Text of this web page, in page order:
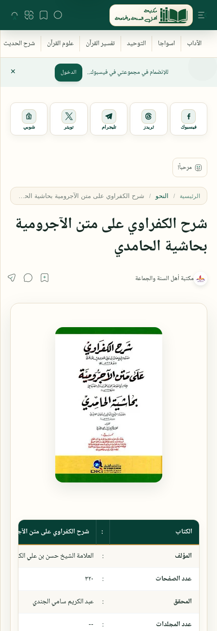
للإنضمام في مجموعتي في فيسبوك.. الدخول
فيسبوك ثريدز تليجرام تويتر شوبي
الرئيسية النحو
شرح الكفراوي على متن الآجرومية
بحاشية الحامدي
الكتاب :
شرح الكفراوي على متن
المؤلف
:
العلامة الشيخ حسن بن علي الكفراوي
عدد الصفحات
:
٣٢٠
المحقق
:
عبد الكريم سامي الجندي
عدد المجلدات
:
--